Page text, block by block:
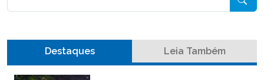
Destaques Leia Também